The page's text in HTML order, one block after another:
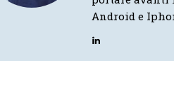
Android e